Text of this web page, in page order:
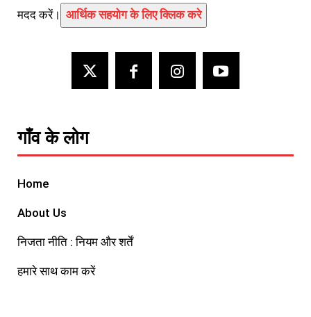
मदद करें। आर्थिक सहयोग के लिए क्लिक करे
गाँव के लोग
Home
About Us
निजता नीति : नियम और शर्तें
हमारे साथ काम करें